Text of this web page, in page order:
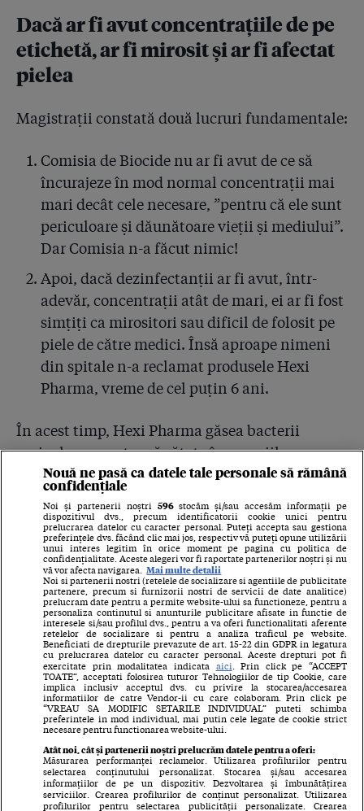
Dacă ar fi avut concentrațiile de pe
etichetă, ar fi mirosit și ar fi afectat
pielea
Magistrații constată două lucruri fundamentale:
Comisia de Biocide nu ar fi avut de ce să
încurajeze în mod normal concentrații mai
mari decât cele necesare, ”pentru că ele sunt
periculoare și dăunătoare vieții și mediului”.
Dar Comisia n-a făcut nimic!
Apoi, dacă dezinfectanții ar fi avut, într-
adevăr, concentrații atât de mari, ei ar fi fost
simțiți ca mirositori sau dificil de folosit pe
piele de către medici. Însă aproape nimeni
din spitale n-a reclamat produsele Hexi
Pharma, vreme de cel puțin 6 ani.
În acest timp, Hexi Pharma găsea bacterii
periculoase pentru sănătate în propriile
produse.
300.000 de pacienți se internau în fiecare
lunăîn cele 340 de spitale aprovizionate cu Hexi
Pharma.
Cum au fost orbi și muți șefii sănătății discutăm
în zilele următoare, tot cu probe din dosar.
EPISODUL URMĂTOR
Răbufnire în dosarul Hexi
Pharma! Directorul din
fabrică acuză complicitatea
spitalelor: ”Dacă creșteam
Nouă ne pasă ca datele tale personale să rămână
confidențiale
Noi și partenerii noștri 596stocăm și/sau accesăm informații pe
dispozitivul dvs., precum identificatorii cookie unici pentru
prelucrarea datelor cu caracter personal. Puteți accepta sau gestiona
preferințele dvs. făcând clic mai jos, respectiv vă puteți opune utilizării
unui interes legitim în orice moment pe pagina cu politica de
confidențialitate. Aceste alegeri vor fi raportate partenerilor noștri și nu
vă vor afecta navigarea.
Mai multe detalii
Noi si partenerii nostri (retelele de socializare si agentiile de publicitate
partenere, precum si furnizorii nostri de servicii de date analitice)
prelucram date pentru a permite website-ului sa functioneze, pentru a
personaliza continutul si anunturile publicitare afisate in functie de
interesele si/sau profilul dvs., pentru a va oferi functionalitati aferente
retelelor de socializare si pentru a analiza traficul pe website.
Beneficiati de drepturile prevazute de art. 15-22 din GDPR in legatura
cu prelucrarea datelor cu caracter personal. Aceste drepturi pot fi
exercitate prin modalitatea indicata aici . Prin click pe “ACCEPT
TOATE”, acceptati folosirea tuturor Tehnologiilor de tip Cookie, care
implica inclusiv acceptul dvs. cu privire la stocarea/accesarea
informatiilor de catre Vendor-ii cu care colaboram. Prin click pe
“VREAU SA MODIFIC SETARILE INDIVIDUAL” puteti schimba
preferintele in mod individual, mai putin cele legate de cookie strict
necesare pentru functionarea website-ului.
Atât noi, cât și partenerii noștri prelucrăm datele pentru a oferi:
Măsurarea performanței reclamelor. Utilizarea profilurilor pentru
selectarea conținutului personalizat. Stocarea și/sau accesarea
informațiilor de pe un dispozitiv. Dezvoltarea și îmbunătățirea
serviciilor. Crearea profilurilor de conținut personalizat. Utilizarea
profilurilor pentru selectarea publicității personalizate. Crearea